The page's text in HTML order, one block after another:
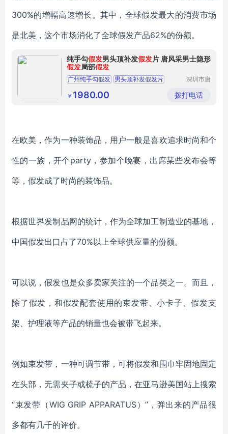
300%的增幅高速增长。其中，全球假发最大的消费市场
是北美，这个市场消化了全球假发产品62%的份额。
纯手勾假发男头顶补发假发片 唐风采男士隐形
假发局部假发
广州纯手勾假发 男头顶补发假发片
唐风采男士隐形假发
深圳市唐
有限公司
￥ 1980.00 拨打电话
在欧美，作为一种装饰品，用户一般是喜欢追求时尚和个
性的一族，开个party，参加个晚宴，出席某些发布会等
等，假发成了时尚的装饰品。
根据世界发制品网的统计，作为全球加工制造业的基地，
中国假发出口占了70%以上全球供应量的份额。
可以说，假发也是众多卖家关注的一个品类之一。而且，
除了假发，和假发配套使用的束发带、小卡子、假发支
架、护理液等产品的销量也会被带飞起来。
例如束发带，一种可调节带，可将假发和围巾牢固地固定
在头部，无需夹子或梳子的产品，在亚马逊美国站上搜索
“束发带（WIG GRIP APPARATUS）”，弹出来的产品很
多都有几千的评价。